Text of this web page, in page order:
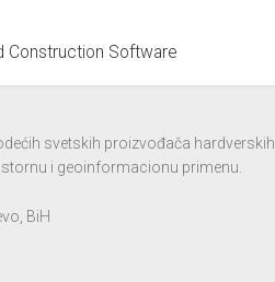
Construction Software
svetskih proizvođača hardverskih
i geoinformacionu primenu.
BiH